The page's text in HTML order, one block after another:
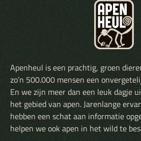
Apenheul is een prachtig, groen
zo’n 500.000 mensen een
En we zijn meer dan een leuk dagje
het gebied van apen. Jarenlange
hebben een schat aan informatie
helpen we ook apen in het wild te